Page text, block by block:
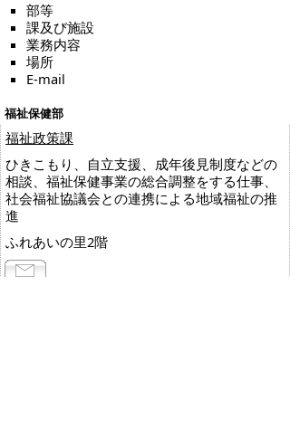
部等
課及び施設
業務内容
場所
E-mail
福祉保健部
福祉政策課
ひきこもり、自立支援、成年後見制度などの
相談、福祉保健事業の総合調整をする仕事、
社会福祉協議会との連携による地域福祉の推
進
ふれあいの里2階